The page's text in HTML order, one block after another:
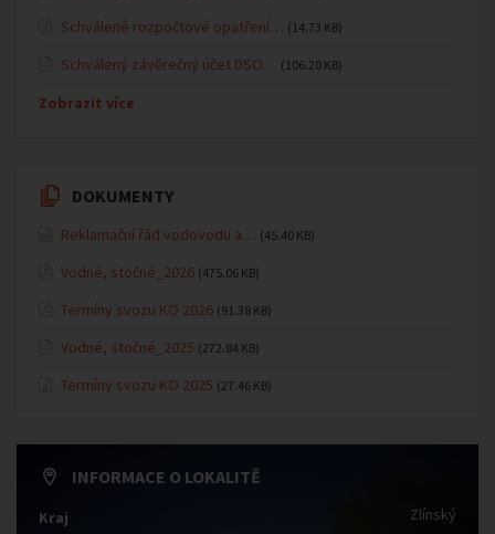
Schválené rozpočtové opatření… (14.73 KB)
Schválený závěrečný účet DSO… (106.20 KB)
Zobrazit více
DOKUMENTY
Reklamační řád vodovodu a… (45.40 KB)
Vodné, stočné_2026 (475.06 KB)
Termíny svozu KO 2026 (91.38 KB)
Vodné, stočné_2025 (272.84 KB)
Termíny svozu KO 2025 (27.46 KB)
INFORMACE O LOKALITĚ
Kraj Zlínský